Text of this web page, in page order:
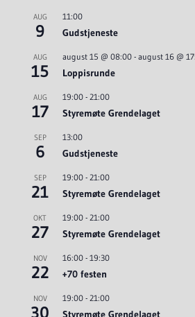
AUG
9
11:00
Gudstjeneste
AUG
15
august 15 @ 08:00- august 16 @
Loppisrunde
AUG
17
19:00- 21:00
Styremøte Grendelaget
SEP
6
13:00
Gudstjeneste
SEP
21
19:00- 21:00
Styremøte Grendelaget
OKT
27
19:00- 21:00
Styremøte Grendelaget
NOV
22
16:00- 19:30
+70 festen
NOV
30
19:00- 21:00
Styremøte Grendelaget